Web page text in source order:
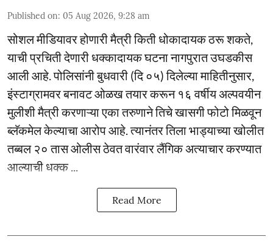
Published on: 05 Aug 2026, 9:28 am
सोशल मीडियावर होणारी मैत्री किती धोकादायक ठरू शकते,
याची प्रचिती देणारी धक्कादायक घटना नागपुरात उघडकीस
आली आहे. पोलिसांनी बुधवारी (दि ०५) दिलेल्या माहितीनुसार,
इंस्टाग्रामवर बनावट ओळख तयार करून १६ वर्षीय अल्पवयीन
मुलीशी मैत्री करणाऱ्या एका तरुणाने तिचे खासगी फोटो मिळवून
ब्लॅकमेल केल्याचा आरोप आहे. त्यानंतर तिला भाड्याच्या खोलीत
तब्बल २० तास ओलीस ठेवत वारंवार लैंगिक अत्याचार करण्यात
आल्याची धक्क ...
Read More